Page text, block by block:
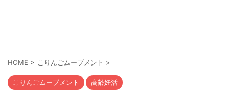
HOME > こりんごムーブメント >
こりんごムーブメント 高齢妊活